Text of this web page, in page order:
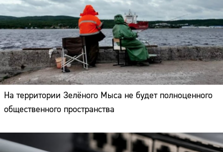
На территории Зелёного Мыса не будет полноценного
общественного пространства